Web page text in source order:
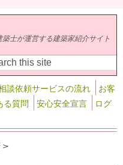
士が運営する建築家紹介サイト
ォーム
談依頼サービスの流れ
お客
る質問 安心安全宣言
ログ
>